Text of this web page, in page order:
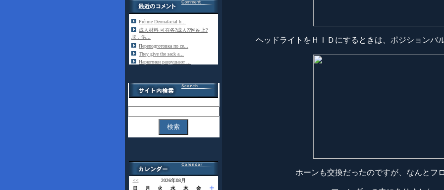
Préime Dermafacial h...
成人材料 可在各?成人??网站上?
取，供...
Переподготовка по се...
They give the sack a...
Наркотики разрушают ...
<<
2026年08月
日
月 火 水 木 金 土
ヘッドライトをＨＩＤにするときは、ポジションバ
ホーンも交換だったのですが、なんとフ